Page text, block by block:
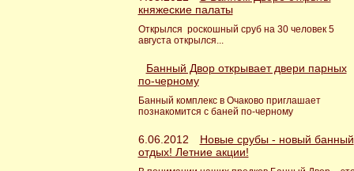
княжеские палаты
Открылся роскошный сруб на 30 человек 5
августа открылся...
Банный Двор открывает двери парных
по-черному
Банный комплекс в Очаково приглашает
познакомится с баней по-черному
6.06.2012
Новые срубы - новый банный
отдых! Летние акции!